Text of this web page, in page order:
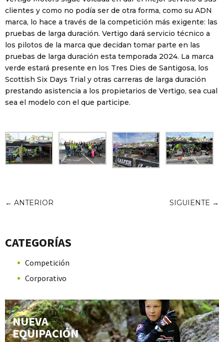
clientes y como no podía ser de otra forma, como su ADN
marca, lo hace a través de la competición más exigente: las
pruebas de larga duración. Vertigo dará servicio técnico a
los pilotos de la marca que decidan tomar parte en las
pruebas de larga duración esta temporada 2024. La marca
verde estará presente en los Tres Dies de Santigosa, los
Scottish Six Days Trial y otras carreras de larga duración
prestando asistencia a los propietarios de Vertigo, sea cual
sea el modelo con el que participe.
← ANTERIOR SIGUIENTE →
CATEGORÍAS
Competición
Corporativo
NUEVA
EQUIPACIÓN